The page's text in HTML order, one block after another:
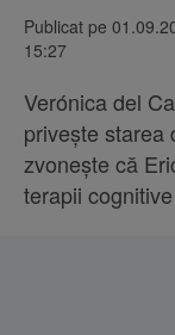
Publicat pe
15:27
Verónica del
privește starea
zvonește că
terapii